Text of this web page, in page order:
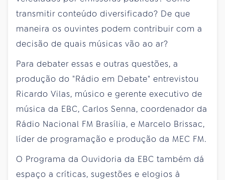
transmitir conteúdo diversificado? De que
maneira os ouvintes podem contribuir com a
decisão de quais músicas vão ao ar?
Para debater essas e outras questões, a
produção do "Rádio em Debate" entrevistou
Ricardo Vilas, músico e gerente executivo de
música da EBC, Carlos Senna, coordenador da
Rádio Nacional FM Brasília, e Marcelo Brissac,
líder de programação e produção da MEC FM.
O Programa da Ouvidoria da EBC também dá
espaço a críticas, sugestões e elogios à